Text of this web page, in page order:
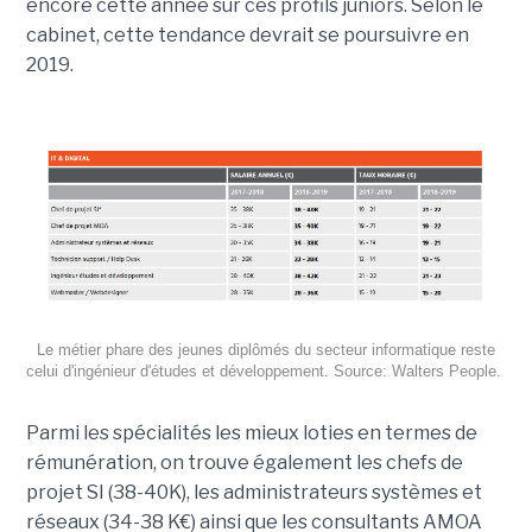
encore cette année sur ces profils juniors. Selon le
cabinet, cette tendance devrait se poursuivre en
2019.
Le métier phare des jeunes diplômés du secteur informatique reste
celui d'ingénieur d'études et développement. Source: Walters People.
Parmi les spécialités les mieux loties en termes de
rémunération, on trouve également les chefs de
projet SI (38-40K), les administrateurs systèmes et
réseaux (34-38 K€) ainsi que les consultants AMOA